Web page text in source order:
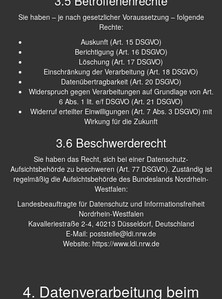
Sie haben – je nach gesetzlicher Voraussetzung – folgende
Rechte:
Auskunft (Art. 15 DSGVO)
Berichtigung (Art. 16 DSGVO)
Löschung (Art. 17 DSGVO)
Einschränkung der Verarbeitung (Art. 18 DSGVO)
Datenübertragbarkeit (Art. 20 DSGVO)
Widerspruch gegen Verarbeitungen auf Grundlage von Art.
6 Abs. 1 lit. e/f DSGVO (Art. 21 DSGVO)
Widerruf erteilter Einwilligungen (Art. 7 Abs. 3 DSGVO) mit
Wirkung für die Zukunft
3.6 Beschwerderecht
Sie haben das Recht, sich bei einer Datenschutz-
Aufsichtsbehörde zu beschweren (Art. 77 DSGVO). Zuständig ist
regelmäßig die Aufsichtsbehörde des Bundeslands Nordrhein-
Westfalen:
Landesbeauftragte für Datenschutz und Informationsfreiheit
Nordrhein-Westfalen
Kavalleriestraße 2-4, 40213 Düsseldorf, Deutschland
E-Mail: poststelle@ldi.nrw.de
Website: https://www.ldi.nrw.de
4. Datenverarbeitung beim